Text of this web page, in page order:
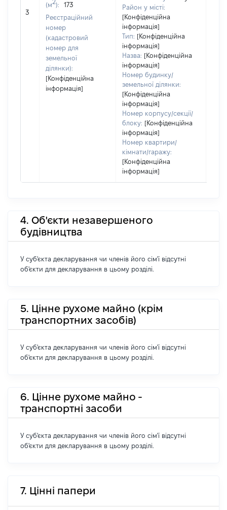
3
(м ):
173
Реєстраційний
номер
(кадастровий
номер для
земельної
ділянки):
[Конфіденційна
інформація]
Район у місті:
[Конфіденційна
інформація]
Тип: [Конфіденційна
інформація]
Назва: [Конфіденційна
інформація]
Номер будинку/
земельної ділянки:
[Конфіденційна
інформація]
Номер корпусу/секції/
блоку: [Конфіденційна
інформація]
Номер квартири/
кімнати/гаражу:
[Конфіденційна
інформація]
4. Об'єкти незавершеного
будівництва
У суб'єкта декларування чи членів його сім'ї відсутні
об'єкти для декларування в цьому розділі.
5. Цінне рухоме майно (крім
транспортних засобів)
У суб'єкта декларування чи членів його сім'ї відсутні
об'єкти для декларування в цьому розділі.
6. Цінне рухоме майно -
транспортні засоби
У суб'єкта декларування чи членів його сім'ї відсутні
об'єкти для декларування в цьому розділі.
7. Цінні папери